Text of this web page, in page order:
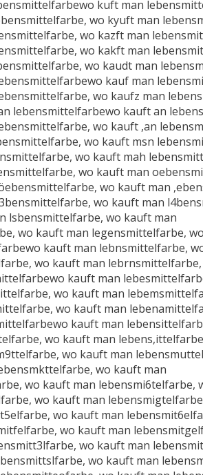
kuft man
wo kyuft man
wo kazft man
wo kakft man
wo kaudt man
kauf man
wo kaufz man
lebensmittelfarbewo kauft an
wo kauft ,an
wo kauft msn
wo kauft mah
wo kauft man
wo kauft man
wo kauft man
lsbensmittelfarbe, wo kauft man
wo kauft man legensmittelfarbe,
kauft man lebnsmittelfarbe,
wo kauft man
kauft man
wo kauft man
wo kauft man
kauft man
wo kauft man
wo kauft man
wo kauft man
wo kauft man lebensmi6telfarbe,
wo kauft man
wo kauft man
wo kauft man
wo kauft man
wo kauft man